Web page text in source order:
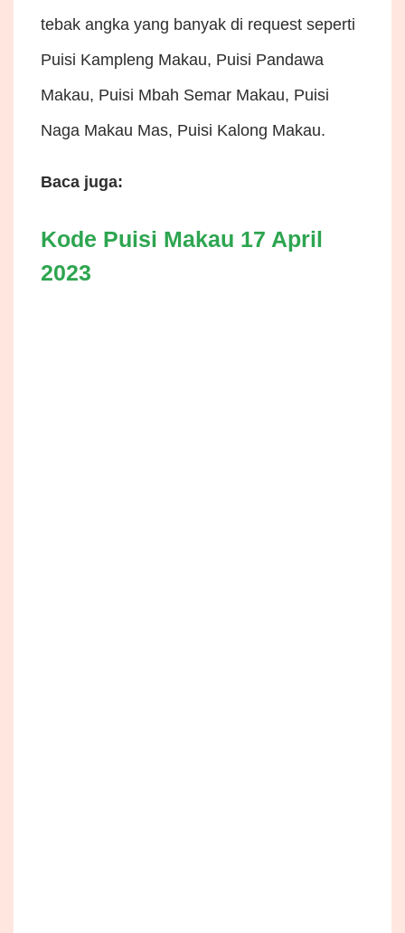
tebak angka yang banyak di request seperti
Puisi Kampleng Makau, Puisi Pandawa
Makau, Puisi Mbah Semar Makau, Puisi
Naga Makau Mas, Puisi Kalong Makau.
Baca juga:
Kode Puisi Makau 17 April
2023